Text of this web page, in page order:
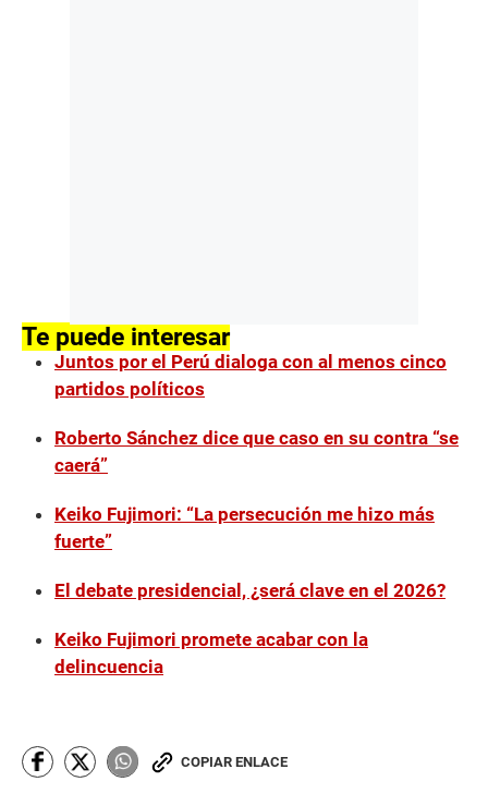
Te puede interesar
Juntos por el Perú dialoga con al menos cinco
partidos políticos
Roberto Sánchez dice que caso en su contra “se
caerá”
Keiko Fujimori: “La persecución me hizo más
fuerte”
El debate presidencial, ¿será clave en el 2026?
Keiko Fujimori promete acabar con la
delincuencia
COPIAR ENLACE